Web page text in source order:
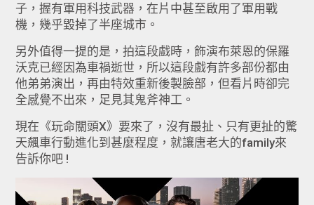
子，握有軍用科技武器，在片中甚至啟用了軍用戰
機，幾乎毀掉了半座城市。
另外值得一提的是，拍這段戲時，飾演布萊恩的保羅
沃克已經因為車禍逝世，所以這段戲有許多部份都由
他弟弟演出，再由特效重新後製臉部，但看片時卻完
全感覺不出來，足見其鬼斧神工。
現在《玩命關頭X》要來了，沒有最扯、只有更扯的驚
天飆車行動進化到甚麼程度，就讓唐老大的family來
告訴你吧 !